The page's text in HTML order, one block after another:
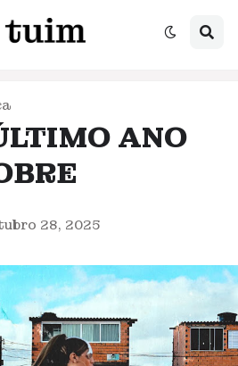
ANO
28, 2025